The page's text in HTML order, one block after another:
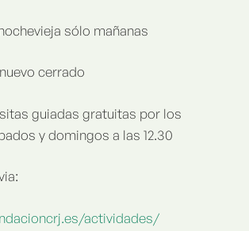
sólo mañanas
cerrado
guiadas gratuitas por los
y domingos a las 12.30
actividades/